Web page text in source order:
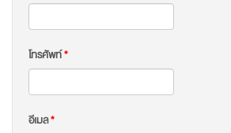
โทรศัพท์*
อีเมล*